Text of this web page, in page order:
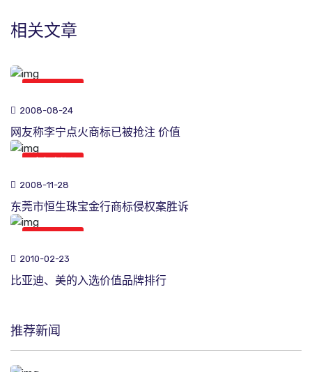
相关文章
2008-08-24
网友称李宁点火商标已被抢注 价值
2008-11-28
东莞市恒生珠宝金行商标侵权案胜诉
2010-02-23
比亚迪、美的入选价值品牌排行
推荐新闻